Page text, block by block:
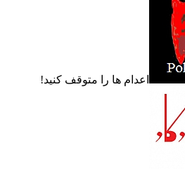
اعدام ها را متوقف کنيد!